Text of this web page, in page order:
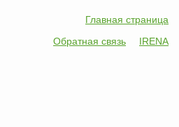
Главная страница
Обратная связь
IRENA